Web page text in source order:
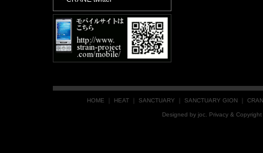
HOME HEAT SANCTUARY SANCTUARY GION
Designed by joc . Privacy &